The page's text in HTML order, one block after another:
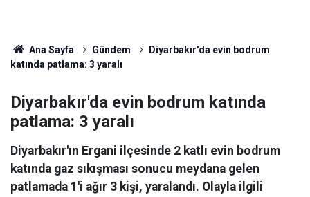
Ana Sayfa Gündem
Diyarbakır'da evin bodrum
katında patlama: 3 yaralı
Diyarbakır'da evin bodrum katında
patlama: 3 yaralı
Diyarbakır'ın Ergani ilçesinde 2 katlı evin bodrum
katında gaz sıkışması sonucu meydana gelen
patlamada 1'i ağır 3 kişi, yaralandı. Olayla ilgili